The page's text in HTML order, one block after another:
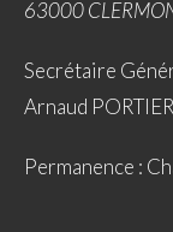
63000
Secrétaire
Arnaud
Permanence :